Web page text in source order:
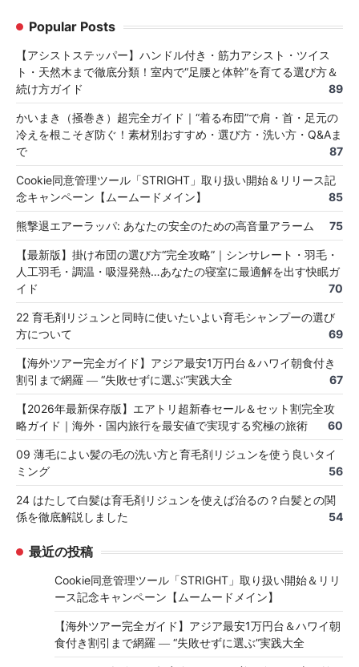
Popular Posts
【アシストステッパー】ハンドル付き・筋力アシスト・ツイス
ト・天然木まで徹底分類！室内で“足腰と体幹”を育てる選び方＆
続け方ガイド
89
かいまき（掻巻き）超完全ガイド｜“着る布団”で肩・首・足元の
冷えを根こそぎ防ぐ！素材別おすすめ・選び方・洗い方・Q&Aま
で
87
Cookie同意管理ツール「STRIGHT」取り扱い開始＆リリース記
念キャンペーン【ムームードメイン】
85
熊撃退エアーラッパ: あなたの安全のための高音量アラーム 75
【最新版】掛け布団の選び方“完全攻略”｜シンサレート・羽毛・
人工羽毛・調温・吸湿発熱…あなたの寝室に最適解を出す快眠ガ
イド
70
22 育毛剤リジュンと同時に使いたいよい育毛シャンプーの選び
方について
69
【海外ツアー完全ガイド】アジア最安1万円台＆ハワイ朝食付き
割引まで網羅 ― “失敗せずに選ぶ”実践大全
67
【2026年最新保存版】エアトリ超新春セール＆セット割完全攻
略ガイド｜海外・国内旅行を最安値で実現する究極の旅術
60
09 薄毛によい髪の毛の洗い方と育毛剤リジュンを使う良いタイ
ミング
56
24 はたして白髪は育毛剤リジュンを使えば治るの？白髪との関
係を徹底解説しました
54
最近の投稿
Cookie同意管理ツール「STRIGHT」取り扱い開始＆リリ
ース記念キャンペーン【ムームードメイン】
【海外ツアー完全ガイド】アジア最安1万円台＆ハワイ朝
食付き割引まで網羅 ― “失敗せずに選ぶ”実践大全